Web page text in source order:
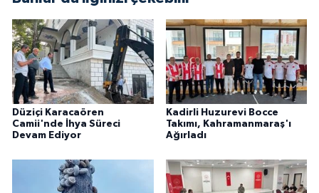
Düziçi Karacaören
Camii'nde İhya Süreci
Devam Ediyor
Kadirli Huzurevi Bocce
Takımı, Kahramanmaraş'ı
Ağırladı